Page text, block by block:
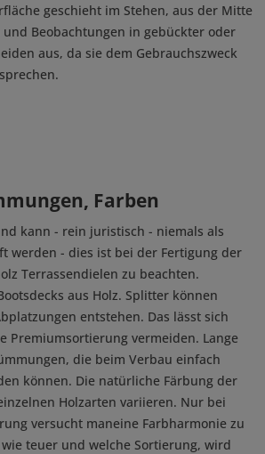
geschieht im Stehen, aus der Mitte
Beobachtungen in gebückter oder
aus, da sie dem Gebrauchszweck
Farben
kann - rein juristisch - niemals als
werden - dies ist bei der Fertigung der
Terrassendielen zu beachten.
aus Holz. Splitter können
entstehen. Das lässt sich
Premiumsortierung vermeiden. Lange
die beim Verbau einfach
können. Die natürliche Färbung der
Holzarten variieren. Nur bei
versucht maneine Farbharmonie zu
teuer und welche Sortierung, wird